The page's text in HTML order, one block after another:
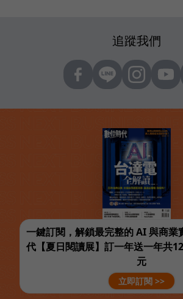
追蹤我們
一鍵訂閱，解鎖最完整的 AI 與商
代【夏日閱讀展】訂一年送一年共
元
立即訂閱 >>